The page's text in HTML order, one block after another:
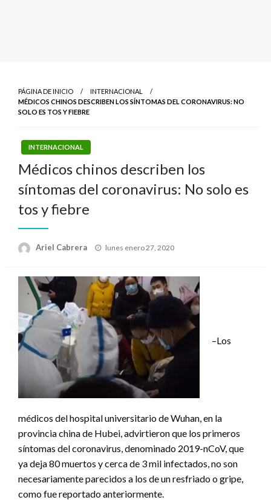
PÁGINA DE INICIO
INTERNACIONAL
MÉDICOS CHINOS DESCRIBEN LOS SÍNTOMAS DEL CORONAVIRUS: NO
SOLO ES TOS Y FIEBRE
INTERNACIONAL
Médicos chinos describen los
síntomas del coronavirus: No solo es
tos y fiebre
Ariel Cabrera
Publicado
lunes enero 27, 2020
–Los
médicos del hospital universitario de Wuhan, en la
provincia china de Hubei, advirtieron que los primeros
síntomas del coronavirus, denominado 2019-nCoV, que
ya deja 80 muertos y cerca de 3 mil infectados, no son
necesariamente parecidos a los de un resfriado o gripe,
como fue reportado anteriormente.